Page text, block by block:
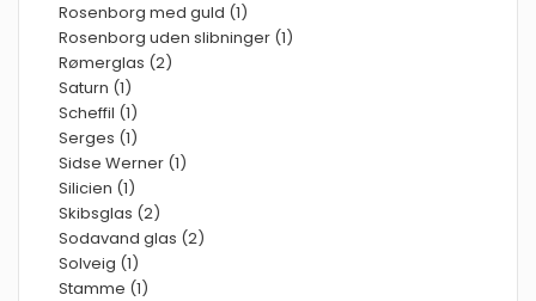
Rosenborg med guld (1)
Rosenborg uden slibninger (1)
Rømerglas (2)
Saturn (1)
Scheffil (1)
Serges (1)
Sidse Werner (1)
Silicien (1)
Skibsglas (2)
Sodavand glas (2)
Solveig (1)
Stamme (1)